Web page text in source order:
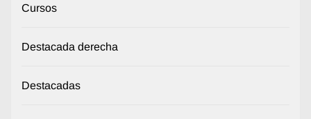
Cursos
Destacada derecha
Destacadas